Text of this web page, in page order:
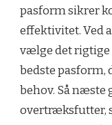
pasform sikrer
effektivitet. Ved
vælge det rigtige
bedste pasform,
behov. Så næste
overtræksfutter,